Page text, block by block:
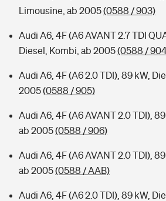
Limousine, ab 2005(0588 / 903)
Audi A6, 4F (A6 AVANT 2.7 TDI
Diesel, Kombi, ab 2005(0588 /
Audi A6, 4F (A6 2.0 TDI), 89 kW,
2005(0588 / 905)
Audi A6, 4F (A6 AVANT 2.0 TDI),
ab 2005(0588 / 906)
Audi A6, 4F (A6 AVANT 2.0 TDI),
ab 2005(0588 / AAB)
Audi A6, 4F (A6 2.0 TDI), 89 kW,